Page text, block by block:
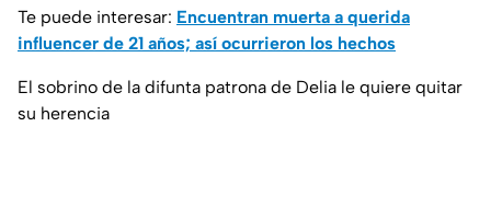
Te puede interesar: Encuentran muerta a querida
influencer de 21 años; así ocurrieron los hechos
El sobrino de la difunta patrona de Delia le quiere quitar
su herencia